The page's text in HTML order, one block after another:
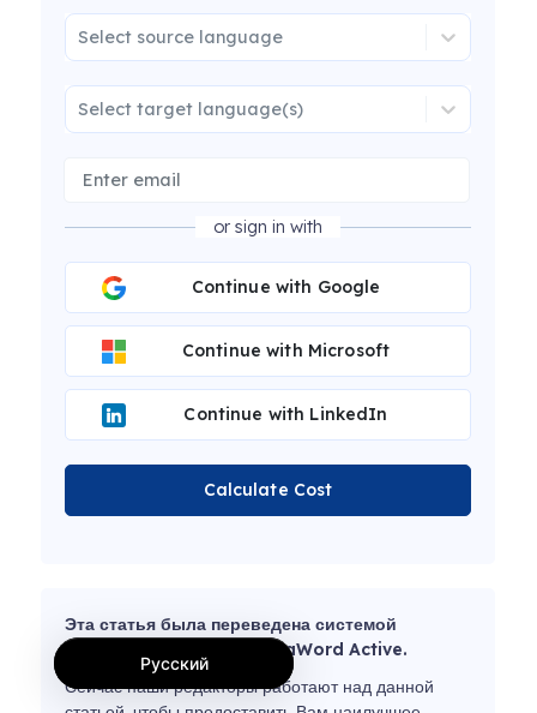
Select source language
Select target language(s)
or sign in with
Continue with Google
Continue with Microsoft
Continue with LinkedIn
Calculate Cost
Эта статья была переведена системой
машинного перевода MotaWord Active.
Сейчас наши редакторы работают над данной
Русский